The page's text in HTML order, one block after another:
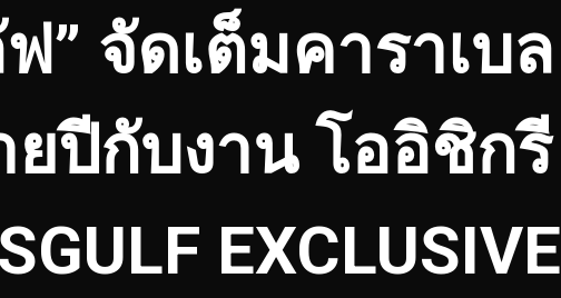
” จัดเต็มคาราเบล
ปีกับงาน โออิชิกรี
EXCLUSIVE